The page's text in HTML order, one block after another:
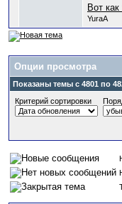
Вот
YuraA
Опции просмотра
Показаны темы с 4801 по
Критерий сортировки